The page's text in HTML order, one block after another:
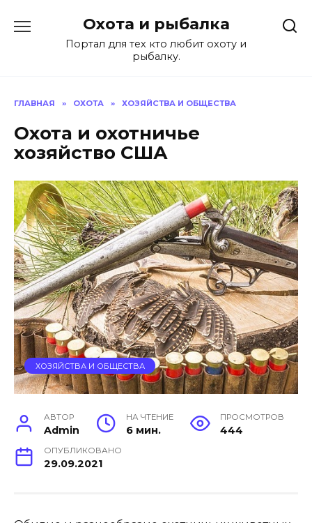
содержанию
Охота и рыбалка
Портал для тех кто любит охоту и
рыбалку.
ГЛАВНАЯ » ОХОТА » ХОЗЯЙСТВА И ОБЩЕСТВА
Охота и охотничье
хозяйство США
ХОЗЯЙСТВА И ОБЩЕСТВА
АВТОР
Admin
НА ЧТЕНИЕ
6 мин.
ПРОСМОТРОВ
444
ОПУБЛИКОВАНО
29.09.2021